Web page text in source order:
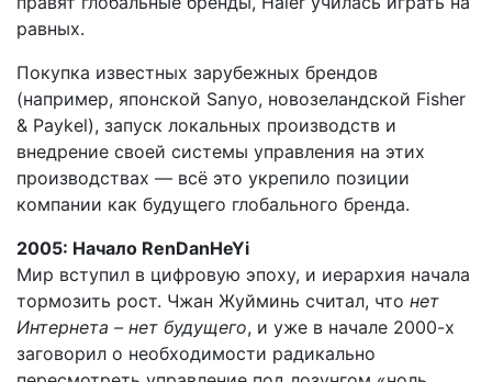
равных.
Покупка известных зарубежных брендов
(например, японской Sanyo, новозеландской Fisher
& Paykel), запуск локальных производств и
внедрение своей системы управления на этих
производствах — всё это укрепило позиции
компании как будущего глобального бренда.
2005: Начало RenDanHeYi
Мир вступил в цифровую эпоху, и иерархия начала
тормозить рост. Чжан Жуйминь считал, что нет
Интернета – нет будущего, и уже в начале 2000-х
заговорил о необходимости радикально